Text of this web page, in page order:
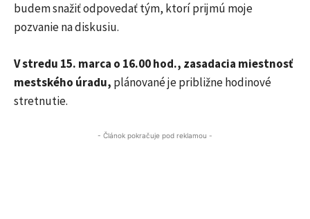
budem snažiť odpovedať tým, ktorí prijmú moje
pozvanie na diskusiu.
V stredu 15. marca o 16.00 hod., zasadacia miestnosť
mestského úradu, plánované je približne hodinové
stretnutie.
- Článok pokračuje pod reklamou -